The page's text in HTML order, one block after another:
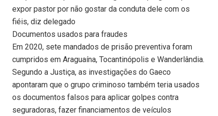
expor pastor por não gostar da conduta dele com os
fiéis, diz delegado
Documentos usados para fraudes
Em 2020, sete mandados de prisão preventiva foram
cumpridos em Araguaína, Tocantinópolis e Wanderlândia.
Segundo a Justiça, as investigações do Gaeco
apontaram que o grupo criminoso também teria usados
os documentos falsos para aplicar golpes contra
seguradoras, fazer financiamentos de veículos